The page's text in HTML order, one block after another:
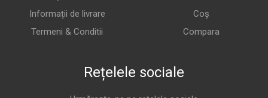
Informații de livrare
Termeni & Conditii
Coș
Compara
Rețelele sociale